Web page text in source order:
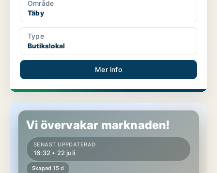
Område
Täby
Type
Butikslokal
Mer info
Butikslokal i Täby
Vi övervakar marknaden!
SENAST UPPDATERAD
16:32 • 22 juli
Skapad 15 d